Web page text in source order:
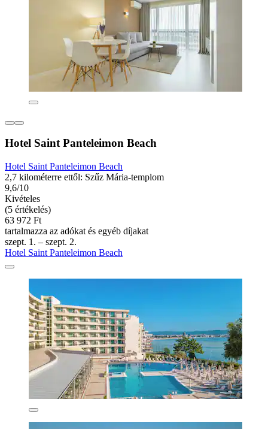
Hotel Saint Panteleimon Beach
Hotel Saint Panteleimon Beach
2,7 kilométerre ettől: Szűz Mária-templom
9,6/10
Kivételes
(5 értékelés)
63 972 Ft
tartalmazza az adókat és egyéb díjakat
szept. 1. – szept. 2.
Hotel Saint Panteleimon Beach